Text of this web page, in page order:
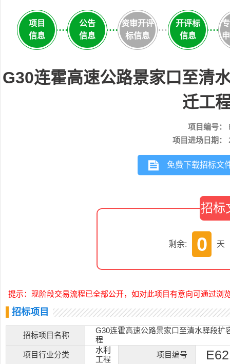
项目
信息
公告
信息
资审开评
标信息
开评标
信息
G30连霍高速公路景家口至清
迁工
项目编号：
项目进场日期：
免费下载招标文
招标
剩余: 0 天
提示：现阶段交易流程已全部公开，如对此项目有意向可通过浏
招标项目
招标项目名称
G30连霍高速公路景家口至清水驿段扩
程
项目行业分类
水利
工程
项目编号